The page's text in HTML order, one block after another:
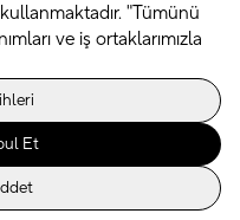
hakları saklıdır
"Tümünü
ve iş ortaklarımızla
Et